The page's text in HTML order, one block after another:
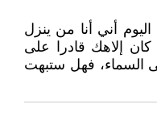
أني أنا من ينزل
إلاهك قادرا على
السماء، فهل ستبهت